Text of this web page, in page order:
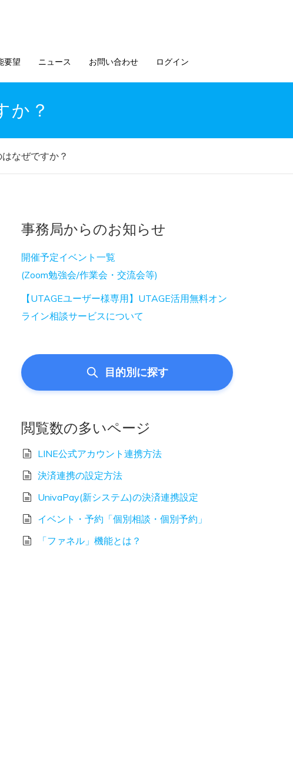
要望 ニュース お問い合わせ ログイン
か？
なぜですか？
事務局からのお知らせ
開催予定イベント一覧
(Zoom勉強会/作業会・交流会等)
【UTAGEユーザー様専用】UTAGE活用無料オン
ライン相談サービスについて
目的別に探す
閲覧数の多いページ
LINE公式アカウント連携方法
決済連携の設定方法
UnivaPay(新システム)の決済連携設定
イベント・予約「個別相談・個別予約」
「ファネル」機能とは？